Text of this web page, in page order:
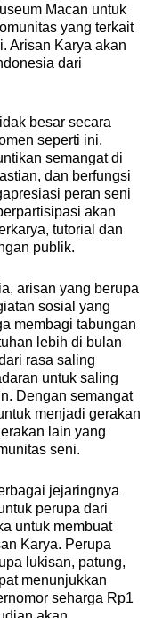
Macan untuk
yang terkait
Arisan Karya akan
dari
besar secara
seperti ini.
semangat di
dan berfungsi
peran seni
akan
tutorial dan
publik.
arisan yang berupa
sosial yang
membagi tabungan
lebih di bulan
rasa saling
untuk saling
Dengan semangat
menjadi gerakan
lain yang
seni.
jejaringnya
perupa dari
untuk membuat
Karya. Perupa
lukisan, patung,
menunjukkan
seharga Rp1